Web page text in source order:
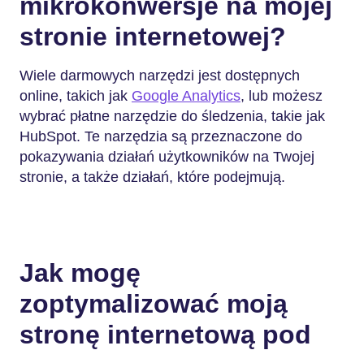
stronie internetowej?
Wiele darmowych narzędzi jest dostępnych
online, takich jak Google Analytics, lub możesz
wybrać płatne narzędzie do śledzenia, takie jak
HubSpot. Te narzędzia są przeznaczone do
pokazywania działań użytkowników na Twojej
stronie, a także działań, które podejmują.
Jak mogę
zoptymalizować moją
stronę internetową pod